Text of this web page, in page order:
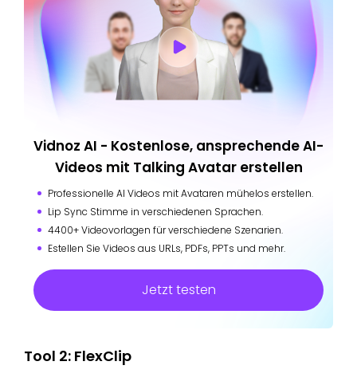
Vidnoz AI - Kostenlose, ansprechende AI-
Videos mit Talking Avatar erstellen
Professionelle AI Videos mit Avataren mühelos erstellen.
Lip Sync Stimme in verschiedenen Sprachen.
4400+ Videovorlagen für verschiedene Szenarien.
Estellen Sie Videos aus URLs, PDFs, PPTs und mehr.
Jetzt testen
Tool 2: FlexClip